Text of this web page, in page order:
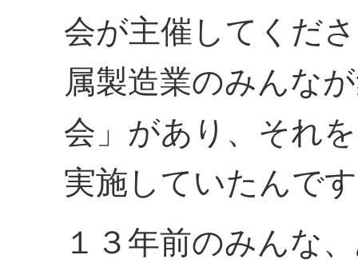
会が主催してくだ
属製造業のみんな
会」があり、それ
実施していたんで
１３年前のみんな